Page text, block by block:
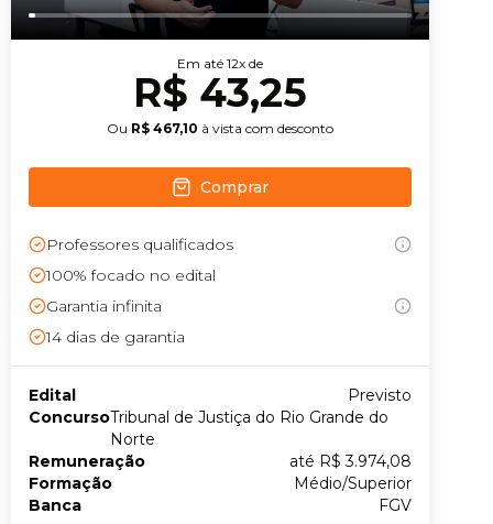
Em até 12x de
R$ 43,25
Ou R$ 467,10 à vista com desconto
Comprar
Professores qualificados
100% focado no edital
Garantia infinita
14 dias de garantia
Edital
Previsto
ConcursoTribunal de Justiça do Rio Grande do
Norte
Remuneração
até R$ 3.974,08
Formação
Médio/Superior
Banca
FGV